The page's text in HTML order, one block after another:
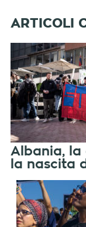
Albania,
la nascita